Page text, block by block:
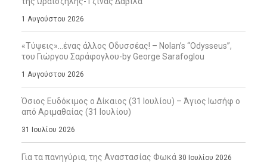
1 Αυγούστου 2026
«Τύψεις»…ένας άλλος Οδυσσέας! – Nolan’s “Odysseus”,
του Γιώργου Σαράφογλου-by George Sarafoglou
1 Αυγούστου 2026
Όσιος Ευδόκιμος ο Δίκαιος (31 Ιουλίου) – Άγιος Ιωσήφ ο
από Αριμαθαίας (31 Ιουλίου)
31 Ιουλίου 2026
Για τα πανηγύρια, της Αναστασίας Φωκά 30 Ιουλίου 2026